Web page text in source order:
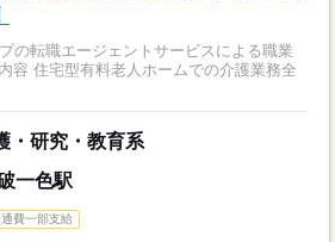
の転職エージェントサービスによる職業
容 住宅型有料老人ホームでの介護業務全
・研究・教育系
一色駅
費一部支給